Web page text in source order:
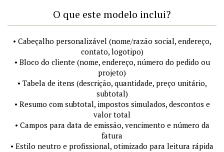
O que este modelo inclui?
• Cabeçalho personalizável (nome/razão social, endereço,
contato, logotipo)
• Bloco do cliente (nome, endereço, número do pedido ou
projeto)
• Tabela de itens (descrição, quantidade, preço unitário,
subtotal)
• Resumo com subtotal, impostos simulados, descontos e
valor total
• Campos para data de emissão, vencimento e número da
fatura
• Estilo neutro e profissional, otimizado para leitura rápida